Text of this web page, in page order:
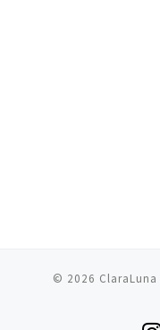
© 2026 ClaraLuna